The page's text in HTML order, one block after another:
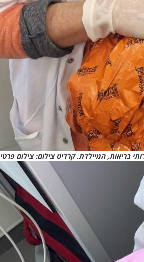
בריאות, המיילדת. קרדיט צילום: צילום פרטי